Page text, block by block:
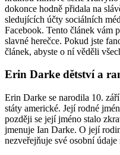
dokonce hodně přidala na
sledujících účty sociálních
Facebook. Tento článek vám
slavné herečce. Pokud jste
článek, abyste o ní věděli
Erin Darke dětství a
Erin Darke se narodila 10.
státy americké. Její rodné
později se její jméno stalo
jmenuje Ian Darke. O její
nezveřejňuje své osobní údaje